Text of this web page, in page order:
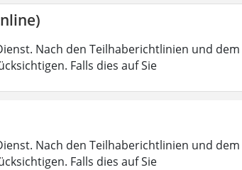
Nach den Teilhaberichtlinien und dem
Falls dies auf Sie
Nach den Teilhaberichtlinien und dem
Falls dies auf Sie